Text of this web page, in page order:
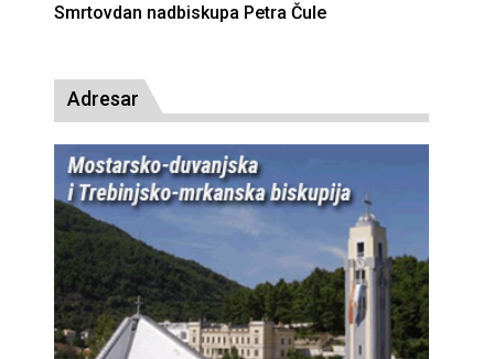
Deseta obljetnica poništenja komunističke
Adresar